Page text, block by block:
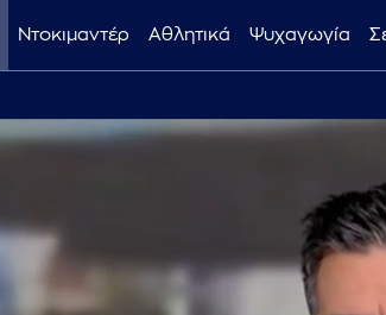
Ντοκιμαντέρ Αθλητικά Ψυχαγωγία